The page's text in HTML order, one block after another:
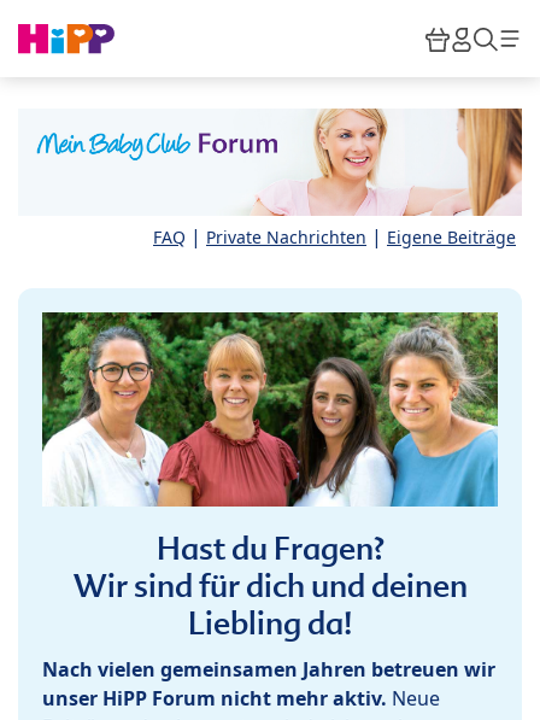
HiPP
FAQ | Private Nachrichten | Eigene Beiträge
Hast du Fragen?
Wir sind für dich und deinen
Liebling da!
Nach vielen gemeinsamen Jahren betreuen wir
unser HiPP Forum nicht mehr aktiv. Neue